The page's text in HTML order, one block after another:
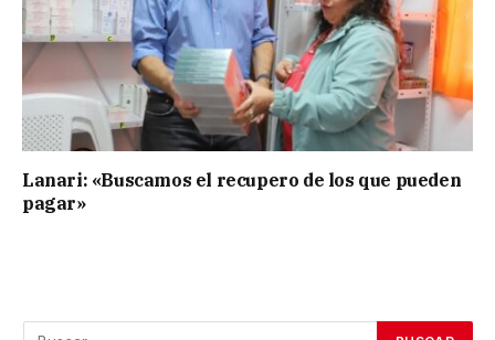
Lanari: «Buscamos el recupero de los que pueden
pagar»